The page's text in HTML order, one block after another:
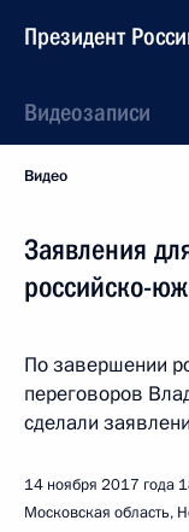
Президент
Видеозаписи
Видео
Заявления
российско-
По завершении
переговоров
сделали
14 ноября 2017 года
Московская область,